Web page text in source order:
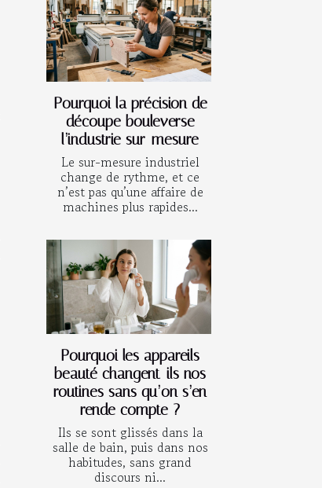
Pourquoi la précision de
découpe bouleverse
l’industrie sur-mesure
Le sur-mesure industriel
change de rythme, et ce
n’est pas qu’une affaire de
machines plus rapides...
Pourquoi les appareils
beauté changent-ils nos
routines sans qu’on s’en
rende compte ?
Ils se sont glissés dans la
salle de bain, puis dans nos
habitudes, sans grand
discours ni...